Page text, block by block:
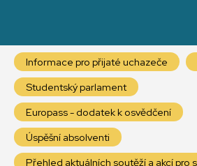
Informace pro přijaté uchazeče
Studentský parlament
Europass - dodatek k osvědčení
Úspěšní absolventi
Přehled aktuálních soutěží a akcí pro